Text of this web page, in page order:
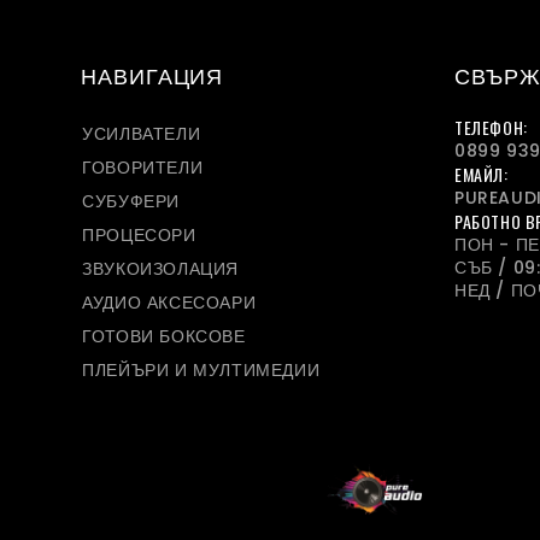
НАВИГАЦИЯ
УСИЛВАТЕЛИ
ГОВОРИТЕЛИ
СУБУФЕРИ
ПРОЦЕСОРИ
ЗВУКОИЗОЛАЦИЯ
АУДИО АКСЕСОАРИ
ГОТОВИ БОКСОВЕ
ПЛЕЙЪРИ И МУЛТИМЕДИИ
ТЕЛЕФОН:
0899
ЕМАЙЛ:
РАБОТНО
ПОН -
СЪБ /
НЕД /